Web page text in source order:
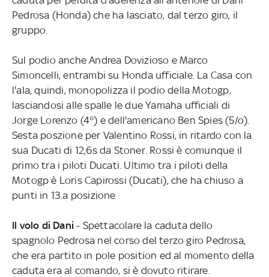
Pedrosa (Honda) che ha lasciato, dal terzo giro, il
gruppo.
Sul podio anche Andrea Dovizioso e Marco
Simoncelli, entrambi su Honda ufficiale. La Casa con
l'ala, quindi, monopolizza il podio della Motogp,
lasciandosi alle spalle le due Yamaha ufficiali di
Jorge Lorenzo (4°) e dell'americano Ben Spies (5/o).
Sesta poszione per Valentino Rossi, in ritardo con la
sua Ducati di 12,6s da Stoner. Rossi è comunque il
primo tra i piloti Ducati. Ultimo tra i piloti della
Motogp è Loris Capirossi (Ducati), che ha chiuso a
punti in 13.a posizione
Il volo di Dani - Spettacolare la caduta dello
spagnolo Pedrosa nel corso del terzo giro Pedrosa,
che era partito in pole position ed al momento della
caduta era al comando, si è dovuto ritirare.